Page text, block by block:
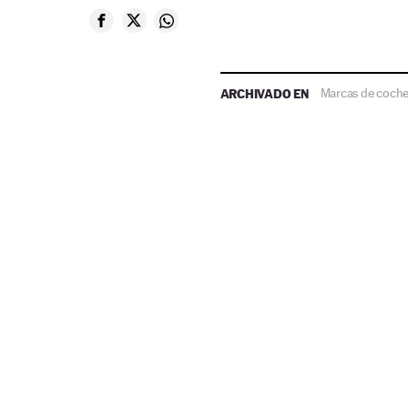
ARCHIVADO EN Marcas de